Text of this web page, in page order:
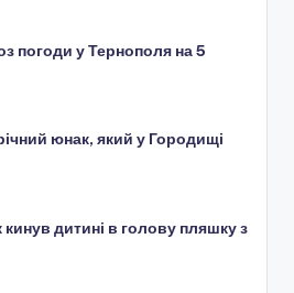
погоди у Тернополя на 5
юнак, який у Городищі
кинув дитині в голову пляшку з